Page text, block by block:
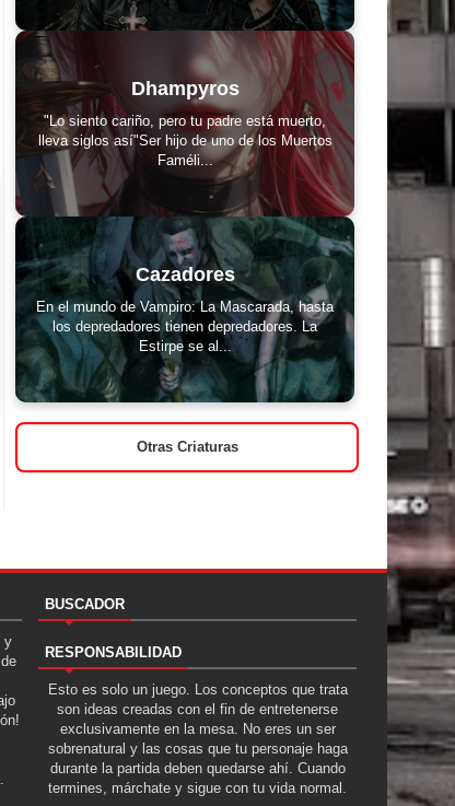
Dhampyros
"Lo siento cariño, pero tu padre está muerto,
lleva siglos así"Ser hijo de uno de los Muertos
Faméli...
Cazadores
En el mundo de Vampiro: La Mascarada, hasta
los depredadores tienen depredadores. La
Estirpe se al...
Otras Criaturas
y
BUSCADOR
RESPONSABILIDAD
Esto es solo un juego. Los conceptos que trata
son ideas creadas con el fin de entretenerse
exclusivamente en la mesa. No eres un ser
sobrenatural y las cosas que tu personaje haga
durante la partida deben quedarse ahí. Cuando
termines, márchate y sigue con tu vida normal.